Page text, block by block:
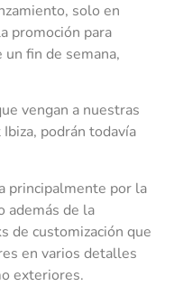
solo en
promoción para
fin de semana,
vengan a nuestras
podrán todavía
principalmente por la
además de la
de customización que
en varios detalles
exteriores.